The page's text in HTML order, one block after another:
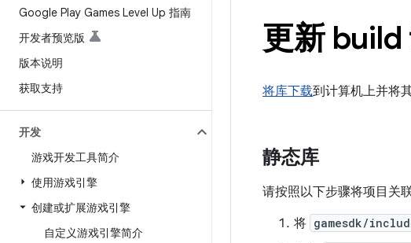
Google Play Games Level Up 指南
开发者预览版
版本说明
获取支持
开发
游戏开发工具简介
使用游戏引擎
创建或扩展游戏引擎
自定义游戏引擎简介
更新 build
将库下载到计算机上并将
静态库
请按照以下步骤将项目关
将 gamesdk/